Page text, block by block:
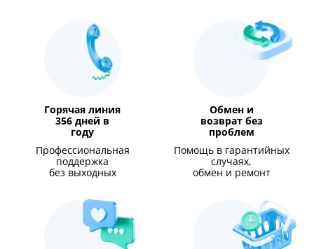
Горячая линия
356 дней в
году
Профессиональная
поддержка
без выходных
Обмен и
возврат без
проблем
Помощь в гарантийных
случаях,
обмен и ремонт